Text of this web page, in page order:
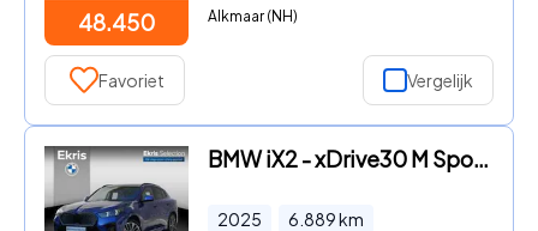
48.450 Alkmaar (NH)
Favoriet Vergelijk
BMW iX2 - xDrive30 M Sportpakket Pro | Innovation Pack | Com
2025 6.889km